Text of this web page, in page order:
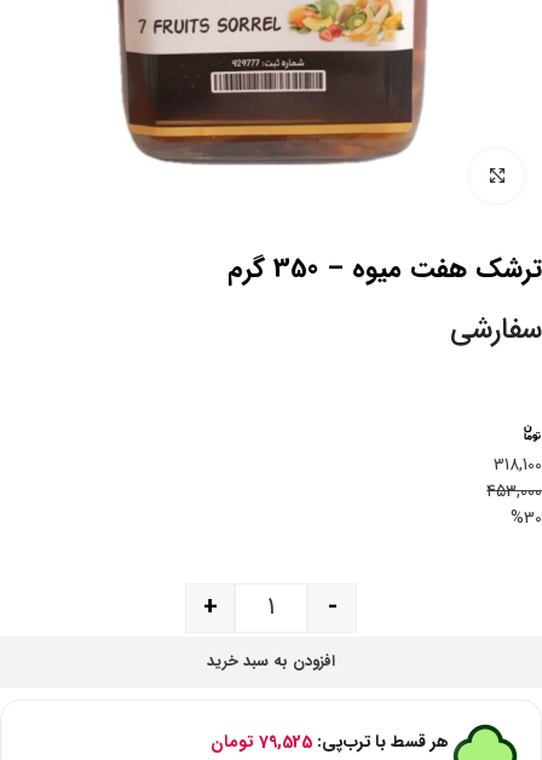
ترشک هفت میوه – 350 گرم
سفارشی
318,100
453,000
%30
-
+
افزودن به سبد خرید
هر قسط با ترب‌پی:79,525 تومان